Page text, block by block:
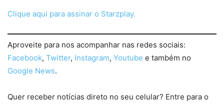
Clique aqui para assinar o Starzplay.
Aproveite para nos acompanhar nas redes sociais:
Facebook, Twitter, Instagram, Youtube e também no
Google News.
Quer receber notícias direto no seu celular? Entre para o